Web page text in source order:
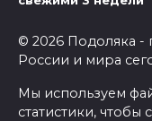
© 2026 Подоляка -
России и мира
Мы используем
статистики, чтобы